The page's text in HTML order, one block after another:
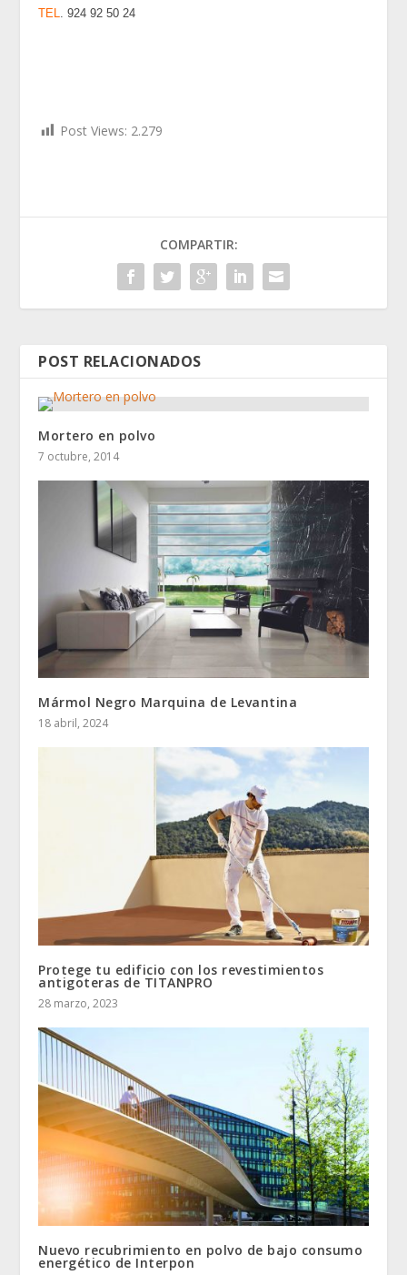
TEL
. 924 92 50 24
Post Views: 2.279
COMPARTIR:
POST RELACIONADOS
Mortero en polvo
7 octubre, 2014
Mármol Negro Marquina de Levantina
18 abril, 2024
Protege tu edificio con los revestimientos
antigoteras de TITANPRO
28 marzo, 2023
Nuevo recubrimiento en polvo de bajo consumo
energético de Interpon